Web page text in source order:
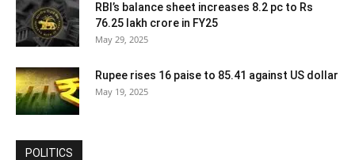
RBI’s balance sheet increases 8.2 pc to Rs
76.25 lakh crore in FY25
May 29, 2025
Rupee rises 16 paise to 85.41 against US dollar
May 19, 2025
POLITICS